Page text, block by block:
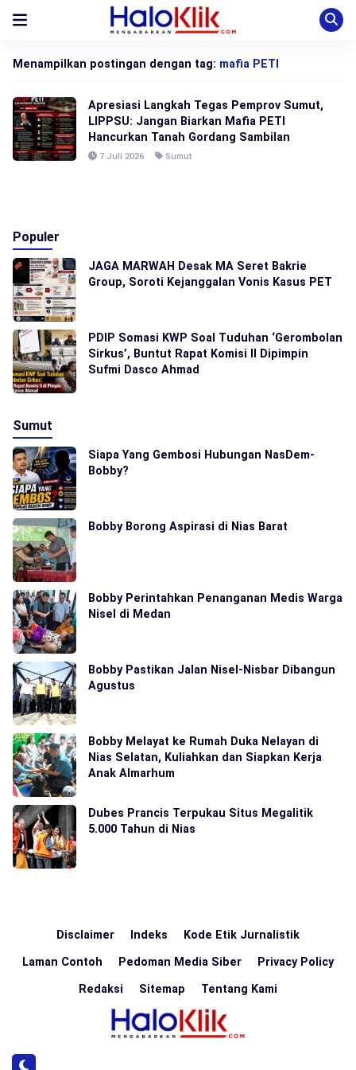
Menampilkan postingan dengan tag: mafia PETI
Apresiasi Langkah Tegas Pemprov Sumut,
LIPPSU: Jangan Biarkan Mafia PETI
Hancurkan Tanah Gordang Sambilan
7 Juli 2026 Sumut
Populer
JAGA MARWAH Desak MA Seret Bakrie
Group, Soroti Kejanggalan Vonis Kasus PET
PDIP Somasi KWP Soal Tuduhan ‘Gerombolan
Sirkus’, Buntut Rapat Komisi II Dipimpin
Sufmi Dasco Ahmad
Sumut
Siapa Yang Gembosi Hubungan NasDem-
Bobby?
Bobby Borong Aspirasi di Nias Barat
Bobby Perintahkan Penanganan Medis Warga
Nisel di Medan
Bobby Pastikan Jalan Nisel-Nisbar Dibangun
Agustus
Bobby Melayat ke Rumah Duka Nelayan di
Nias Selatan, Kuliahkan dan Siapkan Kerja
Anak Almarhum
Dubes Prancis Terpukau Situs Megalitik
5.000 Tahun di Nias
Disclaimer Indeks Kode Etik Jurnalistik
Laman Contoh Pedoman Media Siber Privacy Policy
Redaksi Sitemap Tentang Kami